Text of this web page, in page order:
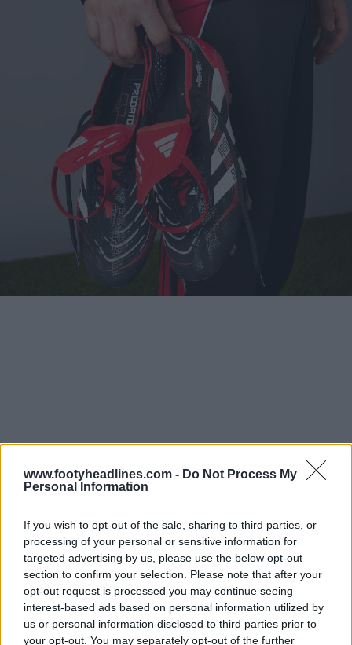
www.footyheadlines.com - Do Not Process My
Personal Information
If you wish to opt-out of the sale, sharing to third parties, or
processing of your personal or sensitive information for
targeted advertising by us, please use the below opt-out
section to confirm your selection. Please note that after your
opt-out request is processed you may continue seeing
interest-based ads based on personal information utilized by
us or personal information disclosed to third parties prior to
your opt-out. You may separately opt-out of the further